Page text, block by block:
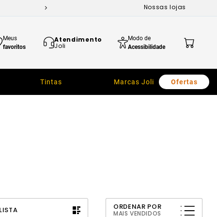
Nossas lojas
Meus
favoritos
Atendimento
Joli
Modo de
Acessibilidade
Tintas Marcas Joli Ofertas
LISTA ORDENAR POR
MAIS VENDIDOS